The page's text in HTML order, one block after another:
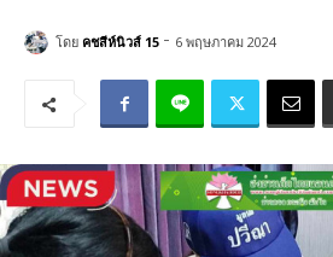
โดย คชสีห์นิวส์ 15 - 6 พฤษภาคม 2024